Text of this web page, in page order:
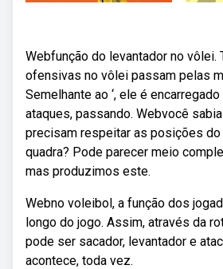
Webfunção do levantador no vôlei.
ofensivas no vôlei passam pelas
Semelhante ao ‘, ele é
ataques, passando. Webvocê
precisam respeitar as posições
quadra? Pode parecer meio
mas produzimos este.
Webno voleibol, a função dos
longo do jogo. Assim, através da
pode ser sacador, levantador e
acontece, toda vez.